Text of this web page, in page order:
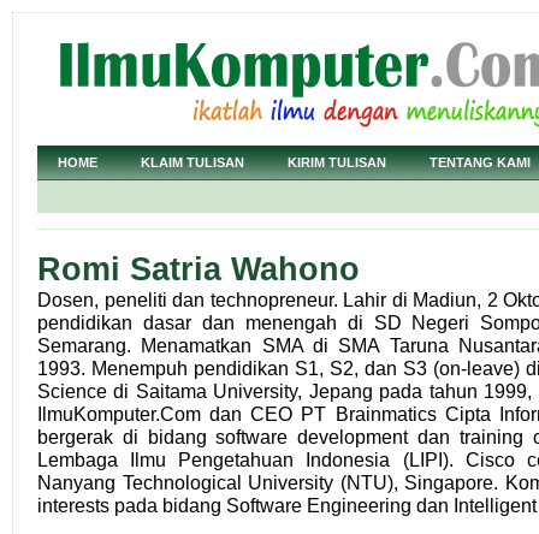
HOME KLAIM TULISAN KIRIM TULISAN TENTANG KAMI
Romi Satria Wahono
Dosen, peneliti dan technopreneur. Lahir di Madiun, 2
pendidikan dasar dan menengah di SD Negeri
Semarang. Menamatkan SMA di SMA Taruna
1993. Menempuh pendidikan S1, S2, dan S3 (on-leave)
Science di Saitama University, Jepang pada tahun
IlmuKomputer.Com dan CEO PT Brainmatics Cipta
bergerak di bidang software development dan training
Lembaga Ilmu Pengetahuan Indonesia (LIPI). Cisco
Nanyang Technological University (NTU), Singapore.
interests pada bidang Software Engineering dan